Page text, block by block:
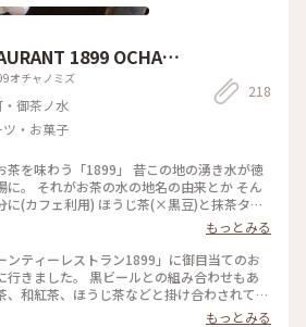
1899 OCHANO
オチャノミズ
御茶ノ水
・お菓子
218
茶を味わう「1899」 昔この地の湧き水が徳
に。 それがお茶の水の地名の由来とか そん
に(カフェ利用) ほうじ茶(×黒豆)と抹茶タル
豆腐を使ったチョコタルト 見た目から爽やか
ンも鮮やかで 5月新茶の季節♪ また楽しみ広
水駅 / ニコライ堂そば) #お茶の水 #抹茶ス
景色
もっとみる
ンティーレストラン1899」に御目当てのお
行きました。 黒ビールとの組み合わせもあ
、和紅茶、ほうじ茶などと掛け合わされてい
ンナップ。 どれも後味にちゃんとお茶を感
もっとみる